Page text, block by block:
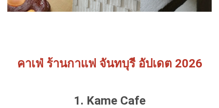
คาเฟ่ ร้านกาแฟ จันทบุรี อัปเดต 2026
1. Kame Cafe